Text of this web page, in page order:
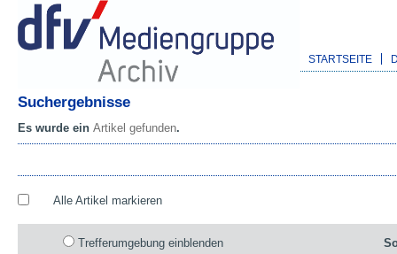
STARTSEITE
Suchergebnisse
Es wurde ein Artikel gefunden.
Alle Artikel markieren
Trefferumgebung einblenden